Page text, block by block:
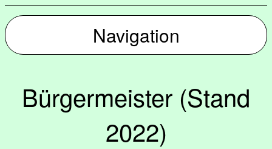
Navigation
Bürgermeister (Stand
2022)